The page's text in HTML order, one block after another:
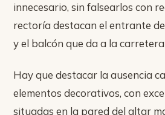
innecesario, sin falsearlos con
rectoría destacan el entrante
y el balcón que da a la
Hay que destacar la ausencia
elementos decorativos, con
situadas en la pared del altar